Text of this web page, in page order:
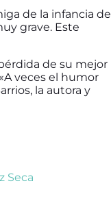
de la infancia de
grave. Este
de su mejor
veces el humor
la autora y
Seca